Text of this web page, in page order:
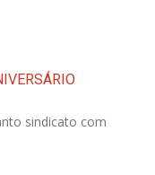
sindicato com